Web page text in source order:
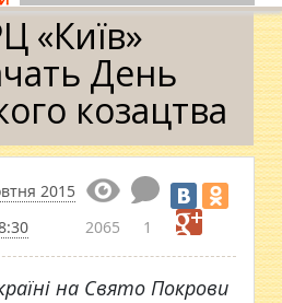
«Київ»
День
козацтва
2015
2065 1
на Свято Покрови